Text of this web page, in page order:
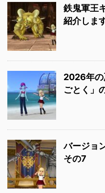
鉄鬼軍王
紹介しま
2026年の
ごとく」
バージョ
その7